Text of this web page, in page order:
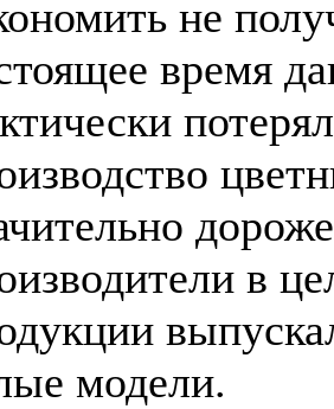
не
время
в
модели.